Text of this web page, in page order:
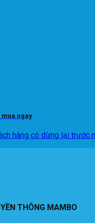
mua ngay
hàng có dừng lại trước
THÔNG MAMBO